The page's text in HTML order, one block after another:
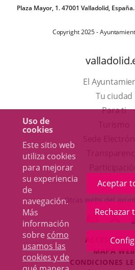
Uso de
cookies
Este sitio web
utiliza cookies
para mejorar
su experiencia
de
navegación.
Más
información
sobre cómo
usamos las
cookies y de
Aceptar
Rechazar
Plaza Mayor, 1. 47001 Valladolid,
Copyright 2025 -
El
Tu ciudad
Para ti
Otras webs del
ENLACE
A
UNA
A
MAPA WEB
CONDICIONES